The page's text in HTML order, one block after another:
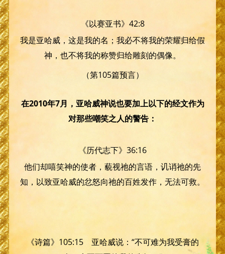
《以赛亚书》42:8
我是亚哈威，这是我的名；我必不将我的荣耀归给假
神，也不将我的称赞归给雕刻的偶像。
（第105篇预言）
在2010年7月，亚哈威神说也要加上以下的经文作为
对那些嘲笑之人的警告：
《历代志下》36:16
他们却嘻笑神的使者，藐视祂的言语，讥诮祂的先
知，以致亚哈威的忿怒向祂的百姓发作，无法可救。
《诗篇》105:15 亚哈威说：“不可难为我受膏的